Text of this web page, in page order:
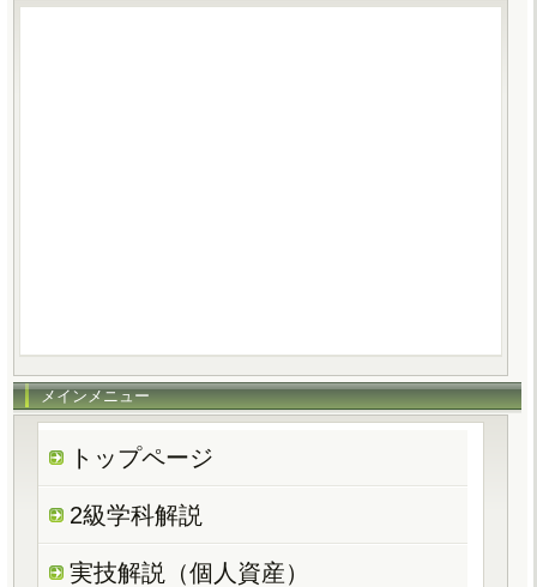
メインメニュー
トップページ
2級学科解説
実技解説（個人資産）